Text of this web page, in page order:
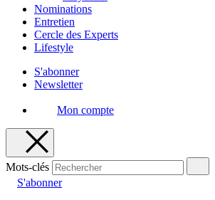
Nominations
Entretien
Cercle des Experts
Lifestyle
S'abonner
Newsletter
Mon compte
Mots-clés
S'abonner